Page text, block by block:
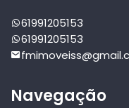
61991205153
61991205153
Navegação